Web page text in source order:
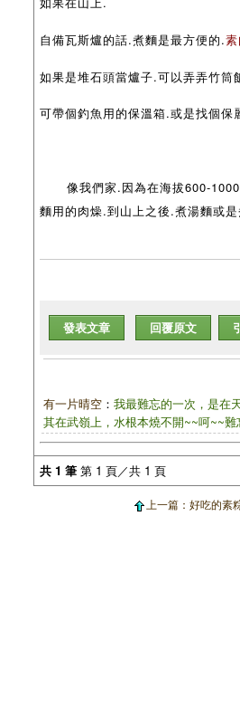
自備瓦斯爐的話.煮麵是最方便的.
如果是堆石頭當爐子.可以弄弄竹
可帶個釣魚用的保溫箱.或是找個
像我們家.因為在海拔600-1000
麵用的肉燥.到山上之後.煮湯麵或
發表文章 回覆原文
有一片晴空 ： 我最難忘的一次，是在
其在武嶺上，水根本燒不開~~呵~~
共 1 筆 第 1 頁／共 1 頁
上一篇：好吃的素